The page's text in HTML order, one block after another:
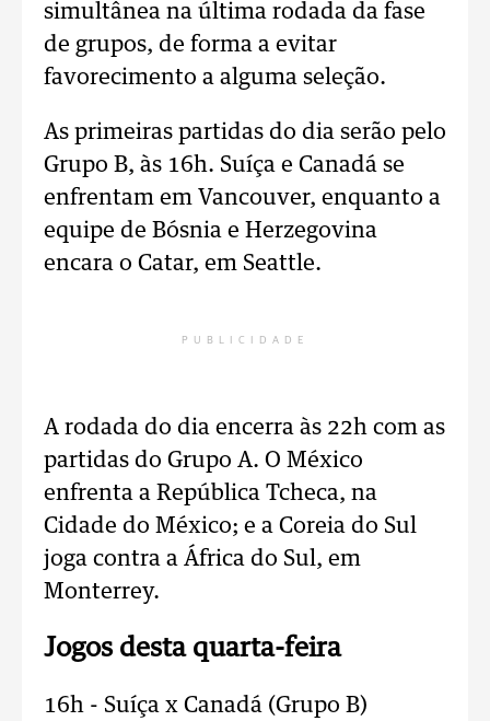
simultânea na última rodada da fase
de grupos, de forma a evitar
favorecimento a alguma seleção.
As primeiras partidas do dia serão pelo
Grupo B, às 16h. Suíça e Canadá se
enfrentam em Vancouver, enquanto a
equipe de Bósnia e Herzegovina
encara o Catar, em Seattle.
PUBLICIDADE
A rodada do dia encerra às 22h com as
partidas do Grupo A. O México
enfrenta a República Tcheca, na
Cidade do México; e a Coreia do Sul
joga contra a África do Sul, em
Monterrey.
Jogos desta quarta-feira
16h - Suíça x Canadá (Grupo B)